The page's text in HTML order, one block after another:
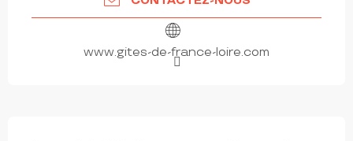
www.gites-de-france-loire.com